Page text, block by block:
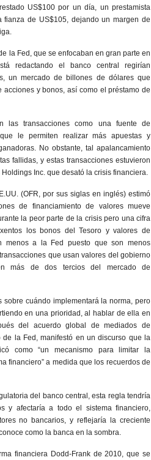
US$100 por un día, un prestamista
de US$105, dejando un margen de
la Fed, que se enfocaban en gran parte en
redactando el banco central regirían
un mercado de billones de dólares que
y bonos, así como el préstamo de
las transacciones como una fuente de
le permiten realizar más apuestas y
No obstante, tal apalancamiento
fallidas, y estas transacciones estuvieron
Inc. que desató la crisis financiera.
(OFR, por sus siglas en inglés) estimó
de financiamiento de valores mueve
la peor parte de la crisis pero una cifra
los bonos del Tesoro y valores de
menos a la Fed puesto que son menos
que usan valores del gobierno
más de dos tercios del mercado de
cuándo implementará la norma, pero
en una prioridad, al hablar de ella en
del acuerdo global de mediados de
la Fed, manifestó en un discurso que la
como “un mecanismo para limitar la
financiero” a medida que los recuerdos de
del banco central, esta regla tendría
y afectaría a todo el sistema financiero,
no bancarios, y reflejaría la creciente
como la banca en la sombra.
financiera Dodd-Frank de 2010, que se